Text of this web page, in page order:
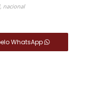
nacional
WhatsApp